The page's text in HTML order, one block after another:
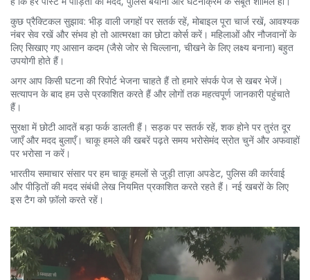
कुछ प्रैक्टिकल सुझाव: भीड़ वाली जगहों पर सतर्क रहें, मोबाइल पूरा चार्ज रखें, आवश्यक
नंबर सेव रखें और संभव हो तो आत्मरक्षा का छोटा कोर्स करें। महिलाओं और नौजवानों के
लिए सिखाए गए आसान कदम (जैसे जोर से चिल्लाना, चीखने के लिए लक्ष्य बनाना) बहुत
उपयोगी होते हैं।
अगर आप किसी घटना की रिपोर्ट भेजना चाहते हैं तो हमारे संपर्क पेज से खबर भेजें।
सत्यापन के बाद हम उसे प्रकाशित करते हैं और लोगों तक महत्वपूर्ण जानकारी पहुंचाते
हैं।
सुरक्षा में छोटी आदतें बड़ा फर्क डालती हैं। सड़क पर सतर्क रहें, शक होने पर तुरंत दूर
जाएँ और मदद बुलाएँ। चाकू हमले की खबरें पढ़ते समय भरोसेमंद स्रोत चुनें और अफवाहों
पर भरोसा न करें।
भारतीय समाचार संसार पर हम चाकू हमलों से जुड़ी ताज़ा अपडेट, पुलिस की कार्रवाई
और पीड़ितों की मदद संबंधी लेख नियमित प्रकाशित करते रहते हैं। नई खबरों के लिए
इस टैग को फ़ॉलो करते रहें।